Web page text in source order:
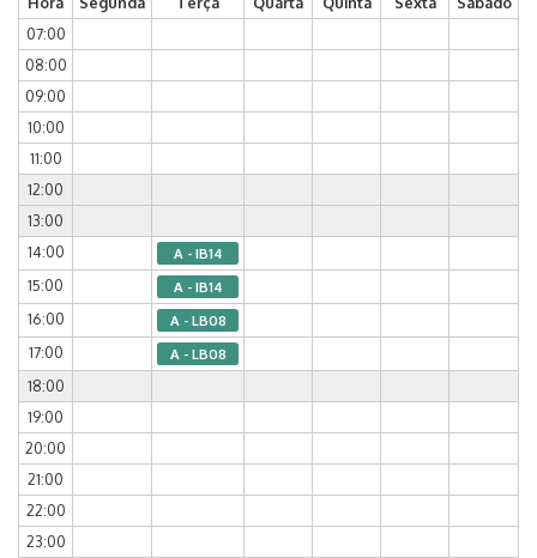
07:00
08:00
09:00
10:00
11:00
12:00
13:00
14:00
A - IB14
15:00 A - IB14
16:00 A - LB08
17:00 A - LB08
18:00
19:00
20:00
21:00
22:00
23:00